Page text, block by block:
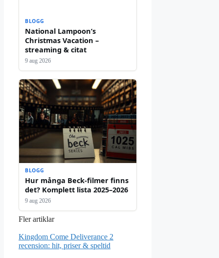
BLOGG
National Lampoon’s
Christmas Vacation –
streaming & citat
9 aug 2026
BLOGG
Hur många Beck-filmer finns
det? Komplett lista 2025–2026
9 aug 2026
Fler artiklar
Kingdom Come Deliverance 2
recension: hit, priser & speltid